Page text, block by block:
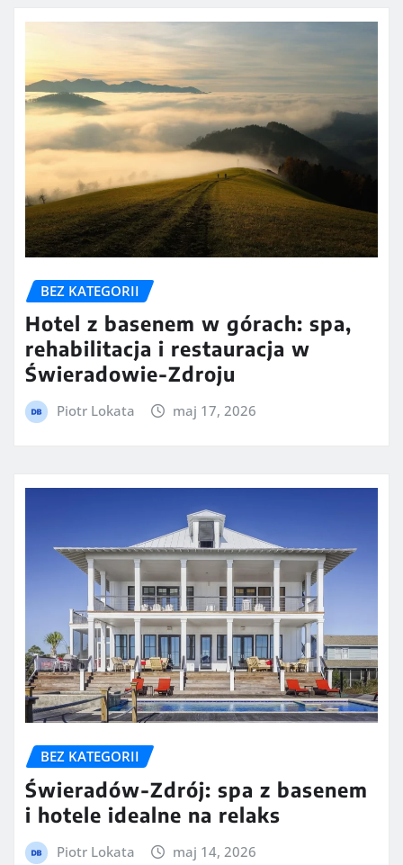
BEZ KATEGORII
Hotel z basenem w górach: spa,
rehabilitacja i restauracja w
Świeradowie-Zdroju
Piotr Lokata maj 17, 2026
BEZ KATEGORII
Świeradów-Zdrój: spa z basenem
i hotele idealne na relaks
Piotr Lokata maj 14, 2026